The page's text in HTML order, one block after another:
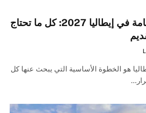
دليل تصريح الإقامة في إيطاليا 2027: كل ما تحتاج
هو الخطوة الأساسية التي يبحث عنها كل